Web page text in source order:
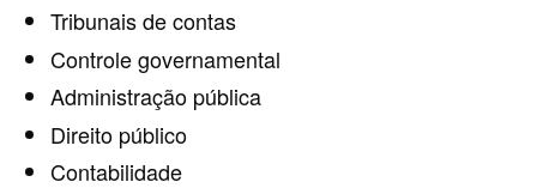
Tribunais de contas
Controle governamental
Administração pública
Direito público
Contabilidade